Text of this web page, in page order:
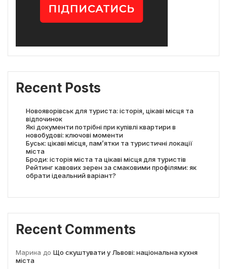
Recent Posts
Новояворівськ для туриста: історія, цікаві місця та
відпочинок
Які документи потрібні при купівлі квартири в
новобудові: ключові моменти
Буськ: цікаві місця, пам’ятки та туристичні локації
міста
Броди: історія міста та цікаві місця для туристів
Рейтинг кавових зерен за смаковими профілями: як
обрати ідеальний варіант?
Recent Comments
Марина до Що скуштувати у Львові: національна кухня
міста